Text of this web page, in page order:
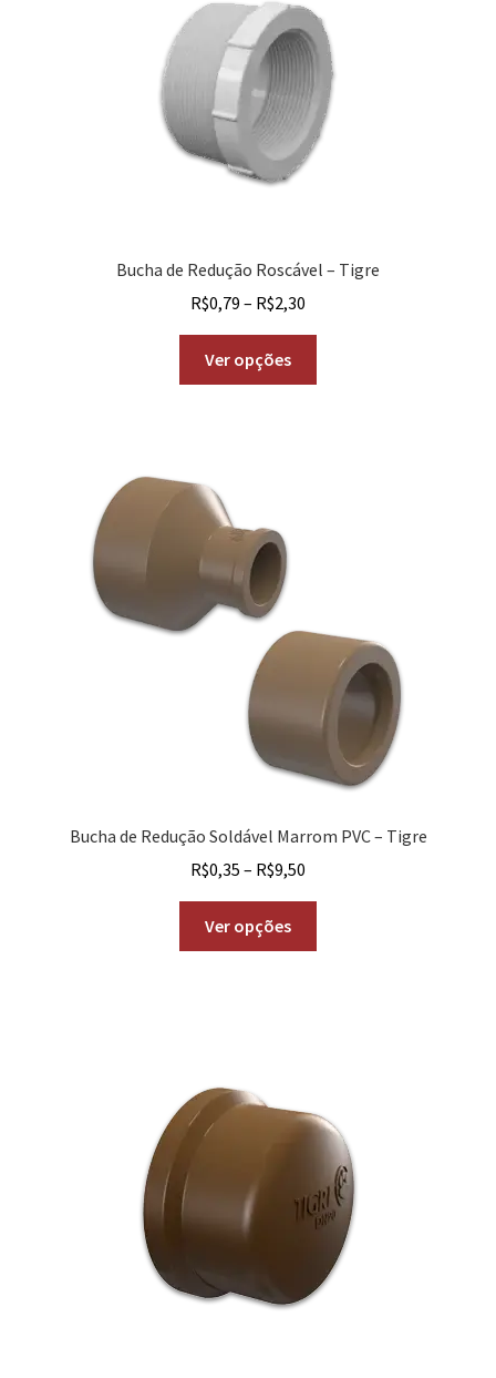
Bucha de Redução Roscável – Tigre
R$0,79 – R$2,30
Ver opções
Bucha de Redução Soldável Marrom PVC – Tigre
R$0,35 – R$9,50
Ver opções